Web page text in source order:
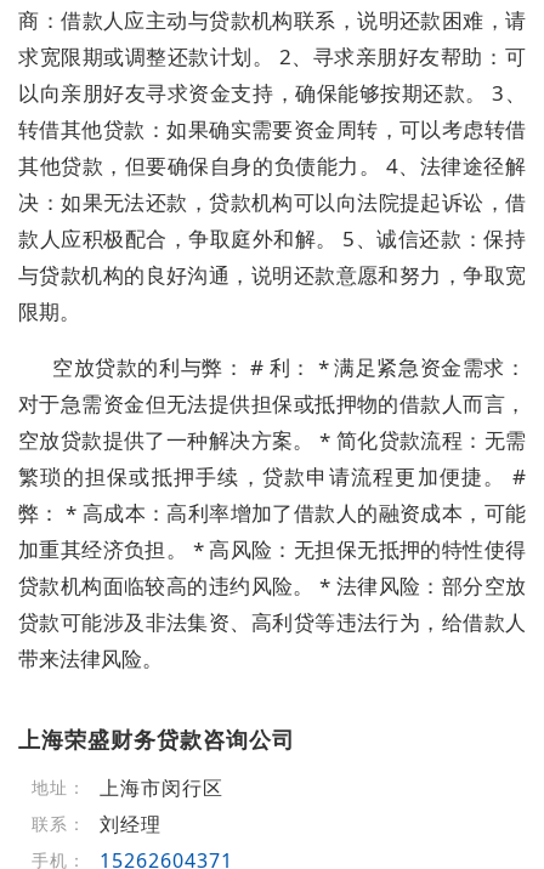
商‌：借款人应主动与贷款机构联系，说明还款困难，请
求宽限期或调整还款计划。 ‌2、寻求亲朋好友帮助‌：可
以向亲朋好友寻求资金支持，确保能够按期还款。 ‌3、
转借其他贷款‌：如果确实需要资金周转，可以考虑转借
其他贷款，但要确保自身的负债能力。 ‌4、法律途径解
决‌：如果无法还款，贷款机构可以向法院提起诉讼，借
款人应积极配合，争取庭外和解。 ‌5、诚信还款‌：保持
与贷款机构的良好沟通，说明还款意愿和努力，争取宽
限期。
空放贷款的利与弊： # 利： * 满足紧急资金需求：
对于急需资金但无法提供担保或抵押物的借款人而言，
空放贷款提供了一种解决方案。 * 简化贷款流程：无需
繁琐的担保或抵押手续，贷款申请流程更加便捷。 #
弊： * 高成本：高利率增加了借款人的融资成本，可能
加重其经济负担。 * 高风险：无担保无抵押的特性使得
贷款机构面临较高的违约风险。 * 法律风险：部分空放
贷款可能涉及非法集资、高利贷等违法行为，给借款人
带来法律风险。
上海荣盛财务贷款咨询公司
地址： 上海市闵行区
联系： 刘经理
手机： 15262604371